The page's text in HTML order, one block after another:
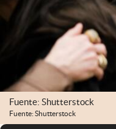
Fuente: Shutterstock
Fuente: Shutterstock